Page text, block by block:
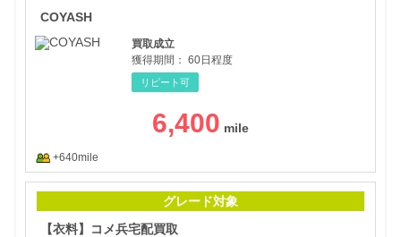
COYASH
買取成立
獲得期間： 60日程度
リピート可
6,400
+640mile
グレード対象
【衣料】コメ兵宅配買取